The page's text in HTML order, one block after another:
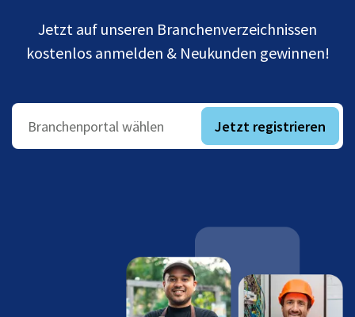
Jetzt auf unseren Branchenverzeichnissen
kostenlos anmelden & Neukunden gewinnen!
Branchenportal wählen Jetzt registrieren